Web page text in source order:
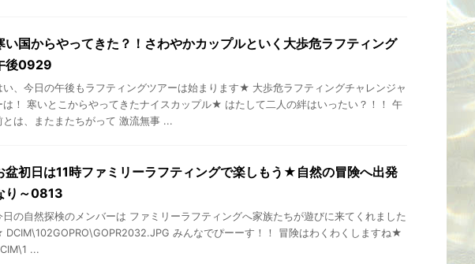
い国からやってきた？！さわやかカップルといく大歩危ラフティング
後0929
い、今日の午後もラフティングツアーは始まります★ 大歩危ラフティングチャレンジャ
は！ 寒いとこからやってきたナイスカップル★ はたして二人の絆はいったい？！！ 午
とは、またまたちがって 激流無事 ...
盆初日は11時ファミリーラフティングで楽しもう★自然の冒険へ出発
り～0813
日の自然探検のメンバーは ファミリーラフティングへ家族たちが遊びに来てくれました
DCIM\102GOPRO\GOPR2032.JPG みんなでぴーーす！！ 冒険はわくわくしますね★
...